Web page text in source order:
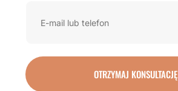
OTRZYMAJ KONSULTACJĘ